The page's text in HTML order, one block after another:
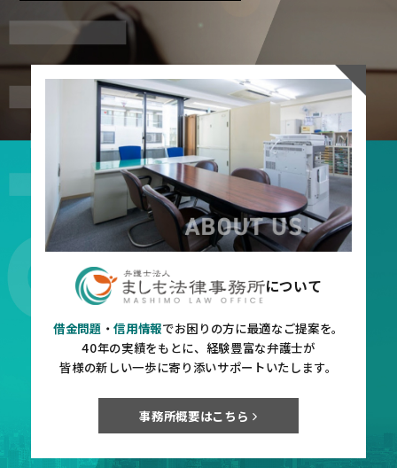
について
借金問題 ・信用情報でお困りの方に最適なご提案を。
40年の実績をもとに、経験豊富な弁護士が
皆様の新しい一歩に寄り添いサポートいたします。
事務所概要はこちら
について
借金問題 ・信用情報でお困りの方に最適なご提案を。
40年の実績をもとに、経験豊富な弁護士が
皆様の新しい一歩に寄り添いサポートいたします。
事務所概要はこちら
について
借金問題 ・信用情報でお困りの方に最適なご提案を。
40年の実績をもとに、経験豊富な弁護士が
皆様の新しい一歩に寄り添いサポートいたします。
事務所概要はこちら